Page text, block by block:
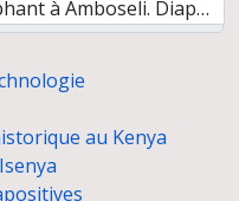
à Amboseli. Diapositives 640 bis-640 ter
1986. Diapositives 641-939
1988. Diapositives 1059-1256 bis
au trait de matériel archéologique. Diapositives 1-26
matériel archéologique. Diapositives 27-162
au Kenya